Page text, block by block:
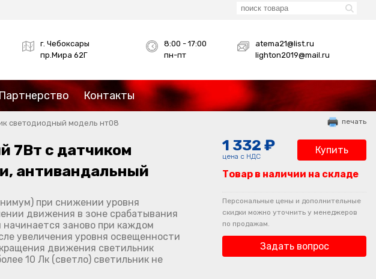
г. Чебоксары
пр.Мира 62Г
8:00 - 17:00
пн-пт
atema21@list.ru
lighton2019@mail.ru
Партнерство Контакты
печать
светодиодный модель нт08
Купить
1 332 ₽
цена с НДС
Товар в наличии на складе
Персональные цены и дополнительные
скидки можно уточнить у менеджеров
по продажам.
Задать вопрос
7Вт с датчиком
антивандальный
при снижении уровня
движения в зоне срабатывания
заново при каждом
увеличения уровня освещенности
движения светильник
10 Лк (светло) светильник не